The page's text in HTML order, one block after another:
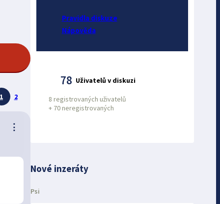
1 2
⋮
Pravidla diskuze
Nápověda
78 Uživatelů v diskuzi
8 registrovaných uživatelů
+ 70 neregistrovaných
Nové inzeráty
Psi